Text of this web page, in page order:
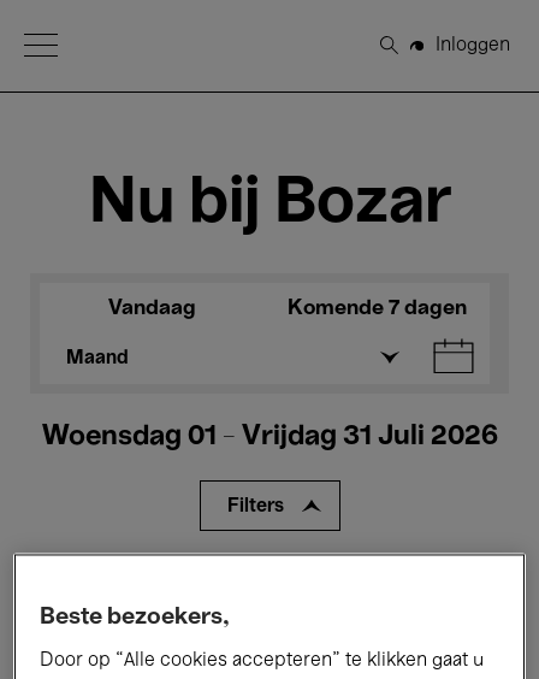
Open Menu
Zoeken
Inloggen
Nu bij Bozar
Vandaag Komende 7 dagen
Maand
Woensdag 01 - Vrijdag 31 Juli 2026
Filters
Beste bezoekers,
Door op “Alle cookies accepteren” te klikken gaat u